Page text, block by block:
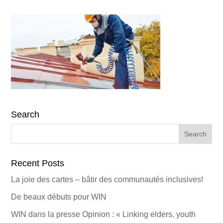
Search
Search
Recent Posts
La joie des cartes – bâtir des communautés inclusives!
De beaux débuts pour WIN
WIN dans la presse Opinion : « Linking elders, youth